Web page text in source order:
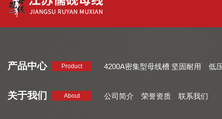
产品中心 Product 4200A密集型母线槽 坚固耐用
低
关于我们 About 公司简介 荣誉资质 联系我们